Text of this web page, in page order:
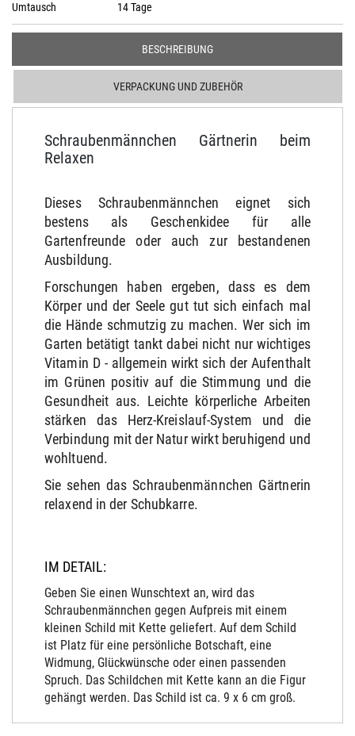
Umtausch
14 Tage
BESCHREIBUNG
VERPACKUNG UND ZUBEHÖR
Schraubenmännchen Gärtnerin beim
Relaxen
Dieses Schraubenmännchen eignet sich
bestens als Geschenkidee für alle
Gartenfreunde oder auch zur bestandenen
Ausbildung.
Forschungen haben ergeben, dass es dem
Körper und der Seele gut tut sich einfach mal
die Hände schmutzig zu machen.Wer sich im
Garten betätigt tankt dabei nicht nur wichtiges
Vitamin D - allgemein wirkt sich der Aufenthalt
im Grünen positiv auf die Stimmung und die
Gesundheit aus. Leichte körperliche Arbeiten
stärken das Herz-Kreislauf-System und die
Verbindung mit der Natur wirkt beruhigend und
wohltuend.
Sie sehen das Schraubenmännchen Gärtnerin
relaxend in der Schubkarre.
IM DETAIL:
Geben Sie einen Wunschtext an, wird das
Schraubenmännchen gegen Aufpreis mit einem
kleinen Schild mit Kette geliefert. Auf dem Schild
ist Platz für eine persönliche Botschaft, eine
Widmung, Glückwünsche oder einen passenden
Spruch. Das Schildchen mit Kette kann an die Figur
gehängt werden. Das Schild ist ca. 9 x 6 cm groß.